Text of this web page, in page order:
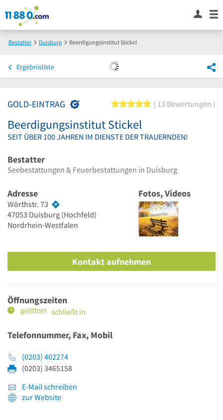
Bestatter Duisburg Beerdigungsinstitut Stickel
Ergebnisliste
GOLD-EINTRAG 5 von 5 Sternen
13 Bewertungen
Beerdigungsinstitut Stickel
SEIT ÜBER 100 JAHREN IM DIENSTE DER TRAUERNDEN!
Bestatter
Seebestattungen & Feuerbestattungen in Duisburg
Adresse
Wörthstr. 73
47053 Duisburg (Hochfeld)
Nordrhein-Westfalen
Fotos, Videos
Kontakt aufnehmen
Öffnungszeiten
schließt in
Telefonnummer, Fax, Mobil
(0203) 402274
(0203) 3465158
E-Mail schreiben
zur Website